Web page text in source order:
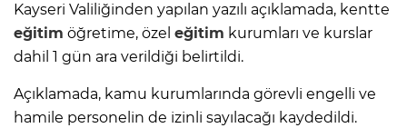
Kayseri Valiliğinden yapılan yazılı açıklamada, kentte
eğitim öğretime, özel eğitim kurumları ve kurslar
dahil 1 gün ara verildiği belirtildi.
Açıklamada, kamu kurumlarında görevli engelli ve
hamile personelin de izinli sayılacağı kaydedildi.